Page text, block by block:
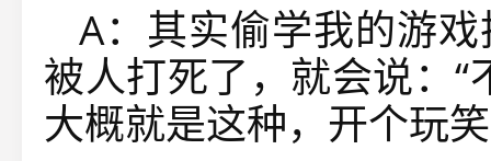
A：其实偷学我的游
被人打死了，就会说：
大概就是这种，开个玩